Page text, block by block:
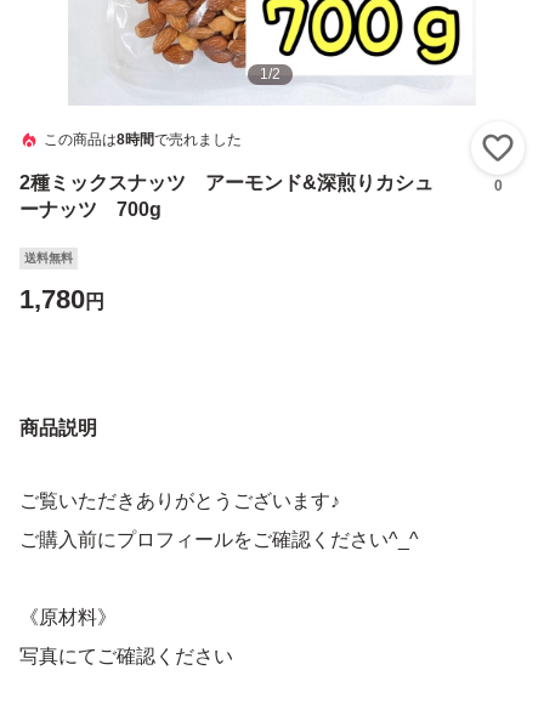
1/2
この商品は8時間で売れました
2種ミックスナッツ アーモンド&深煎りカシュ
ーナッツ 700g
0
送料無料
1,780円
商品説明
ご覧いただきありがとうございます♪
ご購入前にプロフィールをご確認ください^_^
《原材料》
写真にてご確認ください